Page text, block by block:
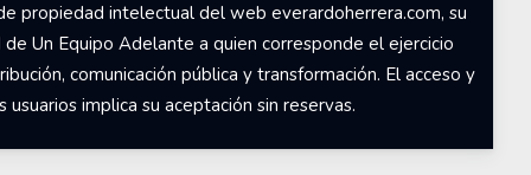
propiedad intelectual del web everardoherrera.com, su
Un Equipo Adelante a quien corresponde el ejercicio
comunicación pública y transformación. El acceso y
implica su aceptación sin reservas.